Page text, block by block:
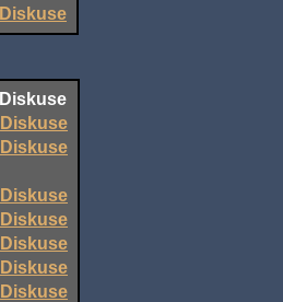
Diskuse
Diskuse
Diskuse
Diskuse
Diskuse
Diskuse
Diskuse
Diskuse
Diskuse